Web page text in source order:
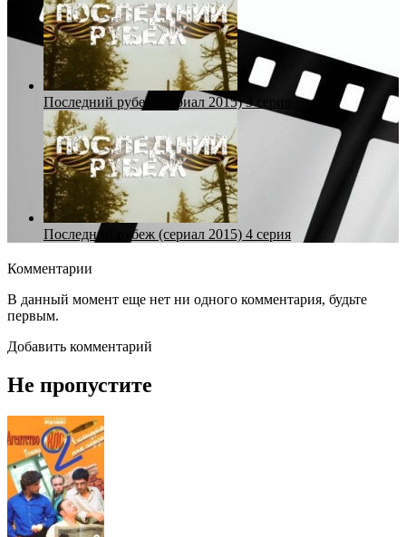
Последний рубеж (сериал 2015) 3 серия
Последний рубеж (сериал 2015) 4 серия
Комментарии
В данный момент еще нет ни одного комментария, будьте
первым.
Добавить комментарий
Не пропустите